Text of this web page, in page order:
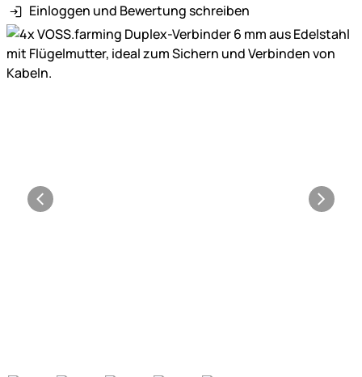
Einloggen und Bewertung schreiben
Produktgalerie